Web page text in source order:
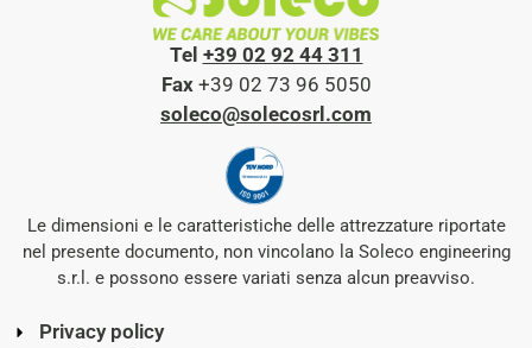
Tel +39 02 92 44 311
Fax+39 02 73 96 5050
soleco@solecosrl.com
Le dimensioni e le caratteristiche delle attrezzature riportate
nel presente documento, non vincolano la Soleco engineering
s.r.l. e possono essere variati senza alcun preavviso.
Privacy policy